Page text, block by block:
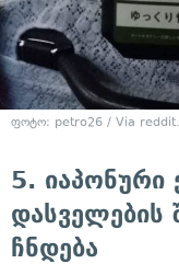
ფოტო: petro26 / Via
5.
დასველების
ჩნდება